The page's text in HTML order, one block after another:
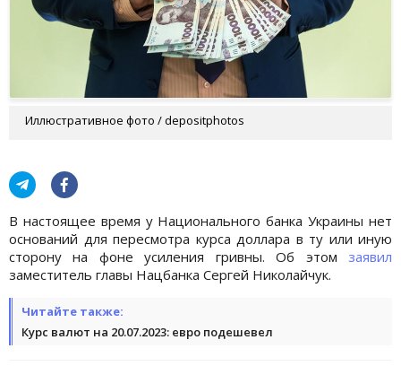
Иллюстративное фото / depositphotos
В настоящее время у Национального банка Украины нет
оснований для пересмотра курса доллара в ту или иную
сторону на фоне усиления гривны. Об этом заявил
заместитель главы Нацбанка Сергей Николайчук.
Читайте также:
Курс валют на 20.07.2023: евро подешевел